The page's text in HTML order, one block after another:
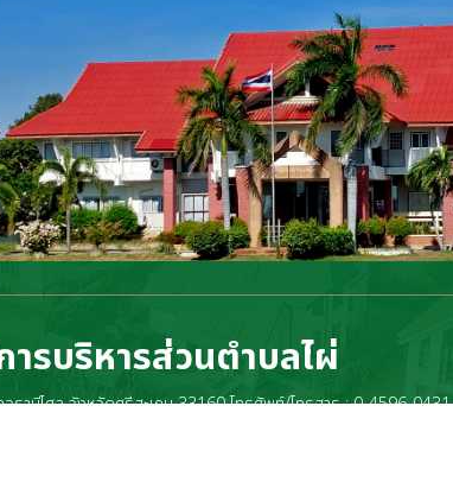
รบริหารส่วนตำบลไผ่
ราษีไศล จังหวัดศรีสะเกษ 33160 โทรศัพท์/โทรสาร : 0-4596-0431